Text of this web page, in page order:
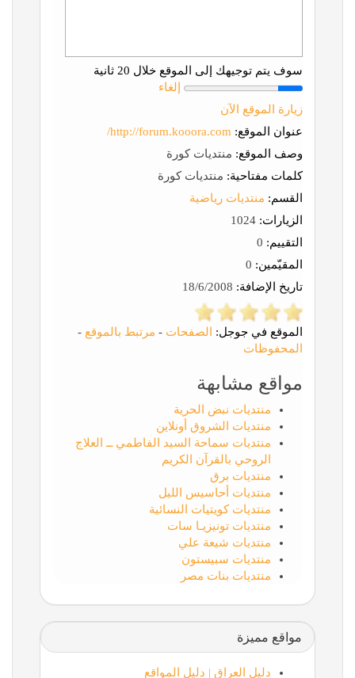
سوف يتم توجيهك إلى الموقع خلال 20 ثانية
إلغاء
زيارة الموقع الآن
عنوان الموقع: http://forum.kooora.com/
وصف الموقع: منتديات كورة
كلمات مفتاحية: منتديات كورة
القسم: منتديات رياضية
الزيارات:
التقييم:
المقيّمين:
تاريخ الإضافة:
الموقع في جوجل: الصفحات - مرتبط بالموقع -
المحفوظات
مواقع مشابهة
منتديات نبض الحرية
منتديات الشروق أونلاين
منتديات سماحة السيد الفاطمي ــ العلاج
الروحي بالقرآن الكريم
منتديات برق
منتديات أحاسيس الليل
منتديات كويتيات النسائية
منتديات تونيزيـا سات
منتديات شيعة علي
منتديات سبيستون
منتديات بنات مصر
مواقع مميزة
دليل العراق | دليل المواقع